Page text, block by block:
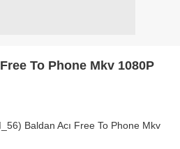
To Phone Mkv 1080P